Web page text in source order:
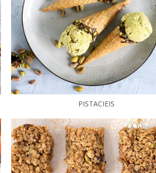
PISTACIEIS